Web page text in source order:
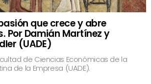
que crece y abre
Por Damián Martínez y
(UADE)
de Ciencias Económicas de la
de la Empresa (UADE).